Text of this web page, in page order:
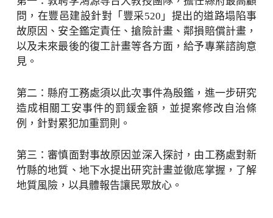
問，在豐邑建設針對「豐采520」提出的道路塌陷事
故原因、安全鑑定責任、搶險計畫、鄰損賠償計畫，
以及未來最後的復工計畫等各方面，給予專業諮詢意
見。
第二：縣府工務處須以此次事件為殷鑑，進一步研究
造成相關工安事件的罰鍰金額，並提案修改自治條
例，針對累犯加重罰則。
第三：審慎面對事故原因並深入探討，由工務處對新
竹縣的地質、地下水提出研究計畫並徹底掌握，了解
地質風險，以具體報告讓民眾放心。